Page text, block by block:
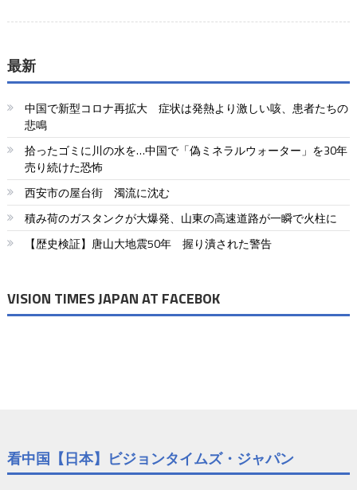
最新
中国で新型コロナ再拡大 症状は発熱より激しい咳、患者たちの
悲鳴
拾ったゴミに川の水を…中国で「偽ミネラルウォーター」を30年
売り続けた恐怖
西安市の屋台街 濁流に沈む
積み荷のガスタンクが大爆発、山東の高速道路が一瞬で火柱に
【歴史検証】唐山大地震50年 握り潰された警告
VISION TIMES JAPAN AT FACEBOK
看中国【日本】ビジョンタイムズ・ジャパン